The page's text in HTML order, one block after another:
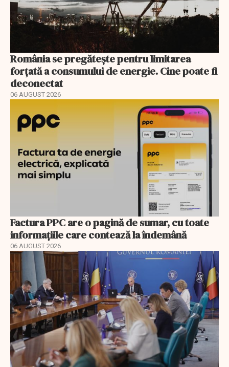
România se pregătește pentru limitarea
forțată a consumului de energie. Cine poate fi
deconectat
06 AUGUST 2026
Factura PPC are o pagină de sumar, cu toate
informațiile care contează la îndemână
06 AUGUST 2026